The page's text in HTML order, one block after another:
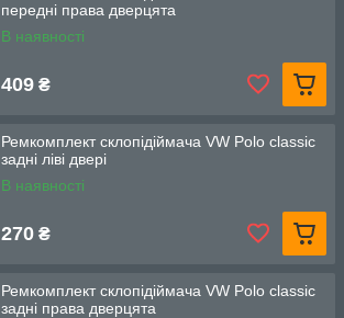
передні права дверцята
В наявності
409 ₴
Ремкомплект склопідіймача VW Polo classic
задні ліві двері
В наявності
270 ₴
Ремкомплект склопідіймача VW Polo classic
задні права дверцята